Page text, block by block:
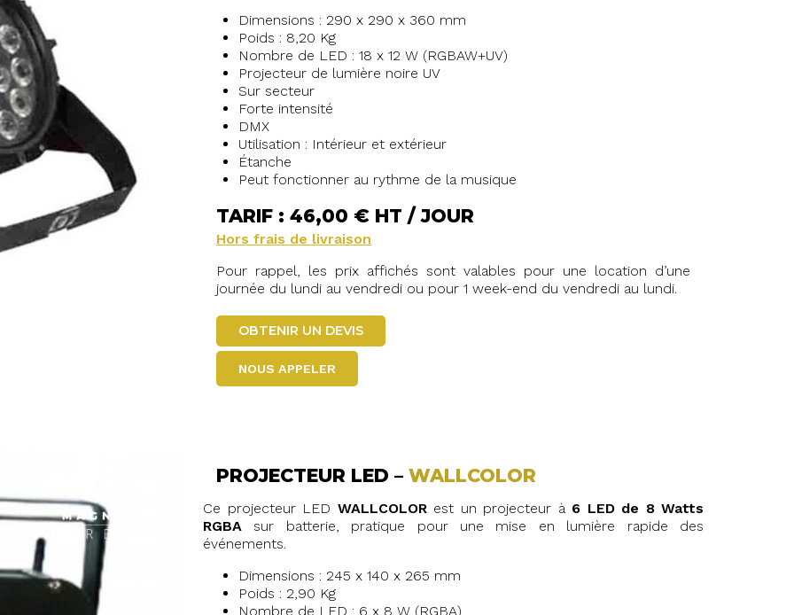
Dimensions : 290 x 290 x 360 mm
Poids : 8,20 Kg
Nombre de LED : 18 x 12 W (RGBAW+UV)
Projecteur de lumière noire UV
Sur secteur
Forte intensité
DMX
Utilisation : Intérieur et extérieur
Étanche
Peut fonctionner au rythme de la musique
TARIF : 46,00 € HT / JOUR
Hors frais de livraison
Pour rappel, les prix affichés sont valables pour une location d’une
journée du lundi au vendredi ou pour 1 week-end du vendredi au lundi.
OBTENIR UN DEVIS
NOUS APPELER
PROJECTEUR LED – WALLCOLOR
Ce projecteur LED WALLCOLORest un projecteur à 6 LED de 8 Watts
RGBA sur batterie, pratique pour une mise en lumière rapide des
événements.
Dimensions : 245 x 140 x 265 mm
Poids : 2,90 Kg
Nombre de LED : 6 x 8 W (RGBA)